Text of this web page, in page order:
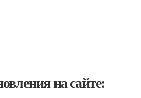
на сайте: